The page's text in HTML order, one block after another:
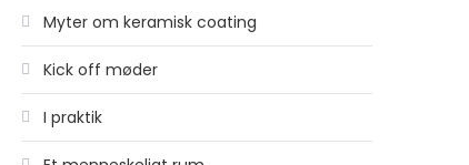
Myter om keramisk coating
Kick off møder
I praktik